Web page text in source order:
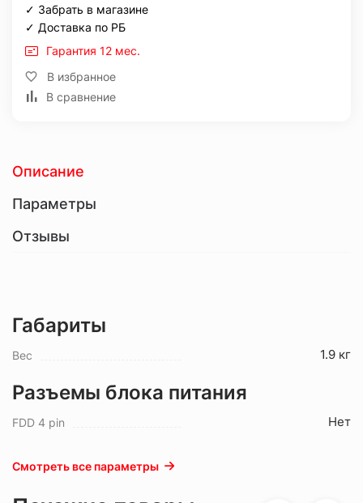
✓ Забрать в магазине
✓ Доставка по РБ
Гарантия 12 мес.
В избранное
В сравнение
Описание
Параметры
Отзывы
Габариты
Вес 1.9 кг
Разъемы блока питания
FDD 4 pin Нет
Смотреть все параметры